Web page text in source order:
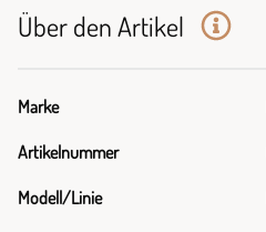
Über den Artikel
Marke
Artikelnummer
Modell/Linie